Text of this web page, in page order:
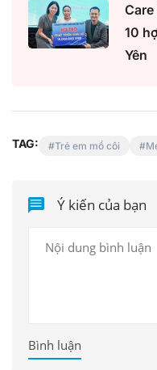
10
Yên
TAG: Trẻ em mồ côi
Ý kiến của bạn
Bình luận